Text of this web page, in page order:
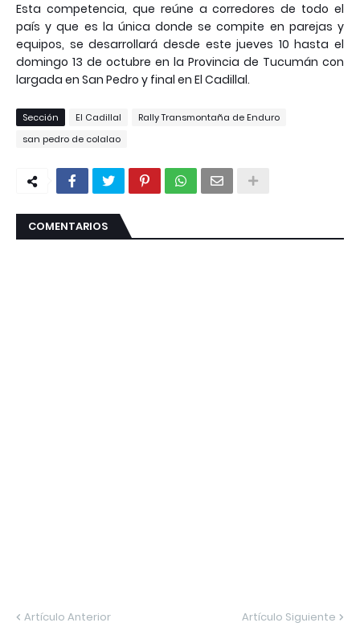
Esta competencia, que reúne a corredores de todo el
país y que es la única donde se compite en parejas y
equipos, se desarrollará desde este jueves 10 hasta el
domingo 13 de octubre en la Provincia de Tucumán con
largada en San Pedro y final en El Cadillal. ⠀
Sección El Cadillal
Rally Transmontaña de Enduro
san pedro de colalao
COMENTARIOS
Artículo Anterior Artículo Siguiente